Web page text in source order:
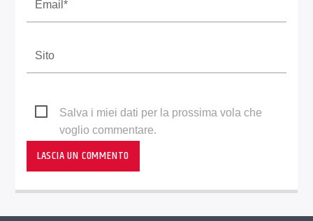
Salva i miei dati per la prossima vola che
voglio commentare.